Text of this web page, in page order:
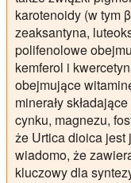
karotenoidy (w tym
zeaksantyna,
polifenolowe
kemferol i
obejmujące
minerały
cynku, magnezu,
że Urtica dioica jest
wiadomo, że
kluczowy dla